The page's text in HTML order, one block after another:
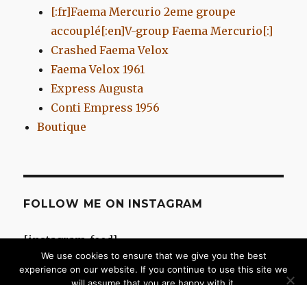
[:fr]Faema Mercurio 2eme groupe
accouplé[:en]V-group Faema Mercurio[:]
Crashed Faema Velox
Faema Velox 1961
Express Augusta
Conti Empress 1956
Boutique
FOLLOW ME ON INSTAGRAM
[instagram-feed]
We use cookies to ensure that we give you the best
experience on our website. If you continue to use this site we